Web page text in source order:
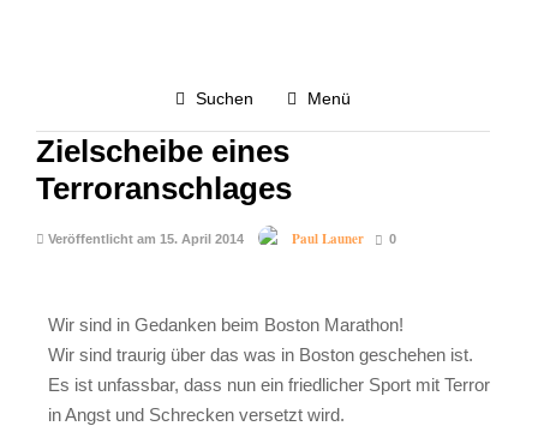
Suchen Menü
Boston Marathon wird
Zielscheibe eines
Terroranschlages
Veröffentlicht am 15. April 2014 Paul Launer 0
Wir sind in Gedanken beim Boston Marathon!
Wir sind traurig über das was in Boston geschehen ist.
Es ist unfassbar, dass nun ein friedlicher Sport mit Terror
in Angst und Schrecken versetzt wird.